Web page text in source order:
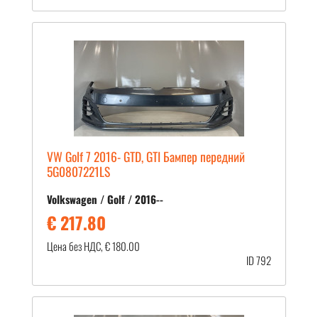
VW Golf 7 2016- GTD, GTI Бампер передний
5G0807221LS
Volkswagen / Golf / 2016--
€ 217.80
Цена без НДС, € 180.00
ID 792